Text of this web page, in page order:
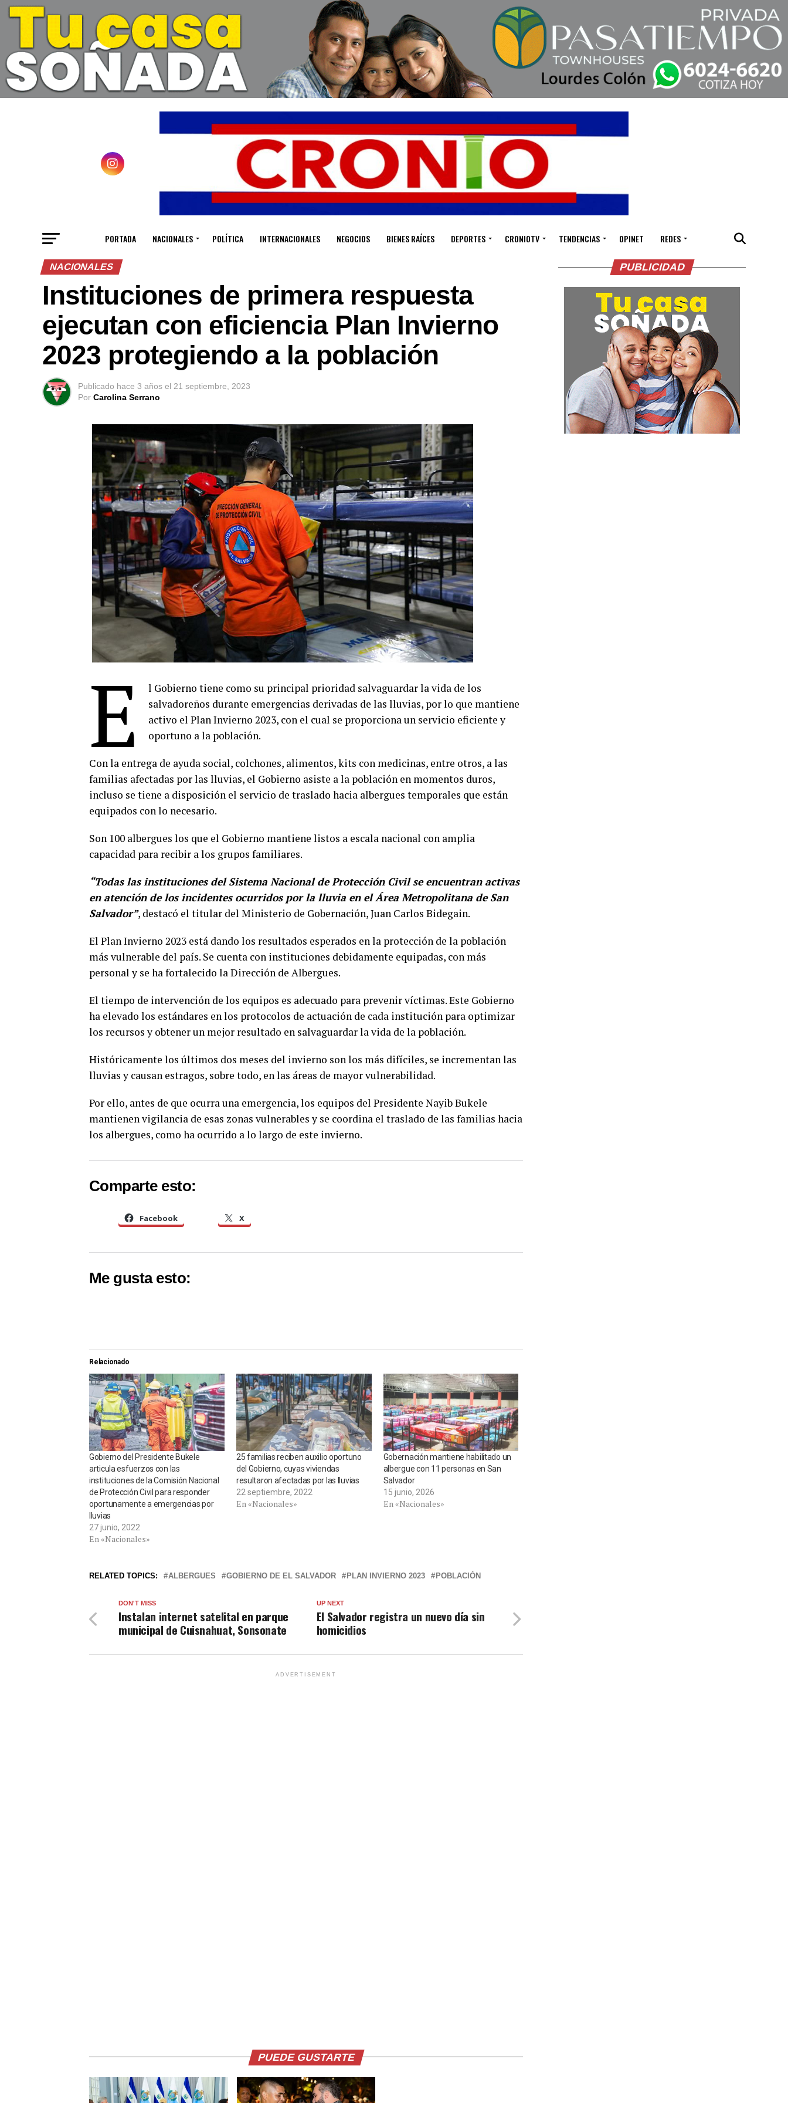
PORTADA NACIONALES POLÍTICA INTERNACIONALES NEGOCIOS BIENES RAÍCES DEPORTES CRONIOTV TENDENCIAS OPINET REDES
NACIONALES
Instituciones de primera respuesta
ejecutan con eficiencia Plan Invierno
2023 protegiendo a la población
Publicado hace 3 años el 21 septiembre, 2023
Por Carolina Serrano
E
l Gobierno tiene como su principal prioridad salvaguardar la vida de los
salvadoreños durante emergencias derivadas de las lluvias, por lo que mantiene
activo el Plan Invierno 2023, con el cual se proporciona un servicio eficiente y
oportuno a la población.
Con la entrega de ayuda social, colchones, alimentos, kits con medicinas, entre otros, a las
familias afectadas por las lluvias, el Gobierno asiste a la población en momentos duros,
incluso se tiene a disposición el servicio de traslado hacia albergues temporales que están
equipados con lo necesario.
Son 100 albergues los que el Gobierno mantiene listos a escala nacional con amplia
capacidad para recibir a los grupos familiares.
“Todas las instituciones del Sistema Nacional de Protección Civil se encuentran activas
en atención de los incidentes ocurridos por la lluvia en el Área Metropolitana de San
Salvador”, destacó el titular del Ministerio de Gobernación, Juan Carlos Bidegain.
El Plan Invierno 2023 está dando los resultados esperados en la protección de la población
más vulnerable del país. Se cuenta con instituciones debidamente equipadas, con más
personal y se ha fortalecido la Dirección de Albergues.
El tiempo de intervención de los equipos es adecuado para prevenir víctimas. Este Gobierno
ha elevado los estándares en los protocolos de actuación de cada institución para optimizar
los recursos y obtener un mejor resultado en salvaguardar la vida de la población.
Históricamente los últimos dos meses del invierno son los más difíciles, se incrementan las
lluvias y causan estragos, sobre todo, en las áreas de mayor vulnerabilidad.
Por ello, antes de que ocurra una emergencia, los equipos del Presidente Nayib Bukele
mantienen vigilancia de esas zonas vulnerables y se coordina el traslado de las familias hacia
los albergues, como ha ocurrido a lo largo de este invierno.
Comparte esto:
Facebook X
Me gusta esto:
Relacionado
Gobierno del Presidente Bukele
articula esfuerzos con las
instituciones de la Comisión Nacional
de Protección Civil para responder
oportunamente a emergencias por
lluvias
27 junio, 2022
En «Nacionales»
25 familias reciben auxilio oportuno
del Gobierno, cuyas viviendas
resultaron afectadas por las lluvias
22 septiembre, 2022
En «Nacionales»
Gobernación mantiene habilitado un
albergue con 11 personas en San
Salvador
15 junio, 2026
En «Nacionales»
RELATED TOPICS: ALBERGUES GOBIERNO DE EL SALVADOR PLAN INVIERNO 2023 POBLACIÓN
UP NEXT
El Salvador registra un nuevo día sin
homicidios
DON'T MISS
Instalan internet satelital en parque
municipal de Cuisnahuat, Sonsonate
ADVERTISEMENT
PUEDE GUSTARTE
PUBLICIDAD